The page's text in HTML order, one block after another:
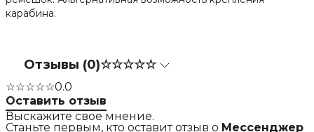
карабина.
Отзывы (0)☆☆☆☆☆
☆☆☆☆☆0.0
Оставить отзыв
Выскажите свое мнение.
Станьте первым, кто оставит отзыв о Мессенджер